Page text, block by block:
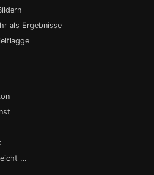
als Ergebnisse
…